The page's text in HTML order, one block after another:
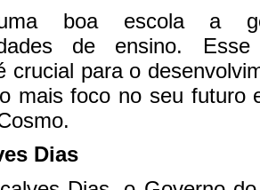
boa escola a
de ensino.
crucial para o
mais foco no seu futuro
Dias